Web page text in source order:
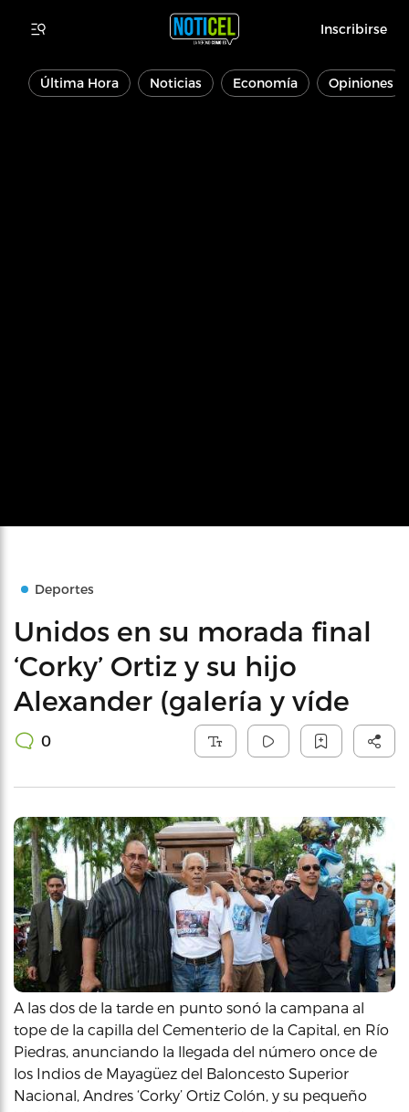
Inscribirse
Última Hora Noticias Economía Opiniones
Deportes
Unidos en su morada final
‘Corky’ Ortiz y su hijo
Alexander (galería y víde
0
A las dos de la tarde en punto sonó la campana al
tope de la capilla del Cementerio de la Capital, en Río
Piedras, anunciando la llegada del número once de
los Indios de Mayagüez del Baloncesto Superior
Nacional, Andres ‘Corky’ Ortiz Colón, y su pequeño